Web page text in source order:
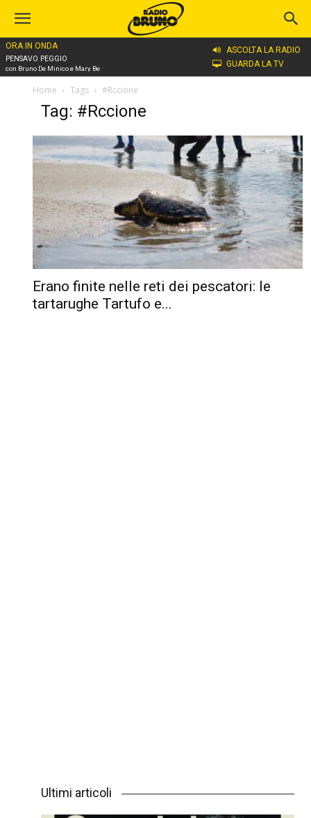
ORA IN ONDA
PENSAVO PEGGIO
con Bruno De Minico e Mary Be
ASCOLTA LA RADIO
GUARDA LA TV
Home Tags #Rccione
Tag: #Rccione
Erano finite nelle reti dei pescatori: le
tartarughe Tartufo e...
Ultimi articoli